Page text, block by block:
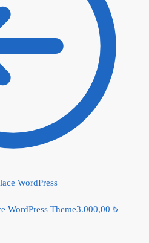
WordPress Theme3.000,00₺